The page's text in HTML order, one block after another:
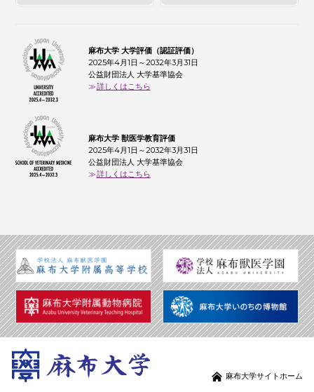
麻布大学 大学評価（認証評価）
2025年4月1日～2032年3月31日
公益財団法人 大学基準協会
詳しくはこちら
麻布大学 獣医学教育評価
2025年4月1日～2032年3月31日
公益財団法人 大学基準協会
詳しくはこちら
麻布大学サイトホーム